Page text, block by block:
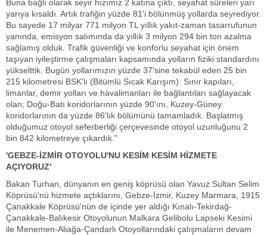
Buna bağlı olarak seyir hızımız 2 katına çıktı, seyahat süreleri yarı
yarıya kısaldı. Artık trafiğin yüzde 81'i bölünmüş yollarda seyrediyor.
Bu sayede 17 milyar 771 milyon TL yıllık yakıt-zaman tasarrufunun
yanında, emisyon salımında da yıllık 3 milyon 294 bin ton azalma
sağlamış olduk. Trafik güvenliği ve konforlu seyahat için önem
taşıyan iyileştirme çalışmaları kapsamında yolların fiziki standardını
yükselttik. Bugün yollarımızın yüzde 37'sine tekabül eden 25 bin
215 kilometresi BSK'lı (Bitümlü Sıcak Karışım). Sınır kapıları,
limanlar, demir yolları ve havalimanları ile bağlantıları sağlayacak
olan; Doğu-Batı koridorlarının yüzde 90'ını, Kuzey-Güney
koridorlarının da yüzde 86'lık bölümünü tamamladık. Başlatmış
olduğumuz otoyol seferberliği çerçevesinde otoyol uzunluğunu 2
bin 842 kilometreye çıkardık."
'GEBZE-İZMİR OTOYOLU'NU KESİM KESİM HİZMETE
AÇIYORUZ'
Bakan Turhan, dünyanın en geniş köprüsü olan Yavuz Sultan Selim
Köprüsü'nü hizmete açtıklarını, Gebze-İzmir, Kuzey Marmara, 1915
Çanakkale Köprüsü'nün de içinde yer aldığı Kınalı-Tekirdağ-
Çanakkale-Balıkesir Otoyolunun Malkara Gelibolu Lapseki Kesimi
ile Menemen-Aliağa-Çandarlı Otoyollarındaki çalışmaların devam